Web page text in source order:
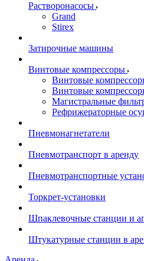
Растворонасосы
Grand
Stirex
Затирочные машины
Винтовые компрессоры
Винтовые
Винтовые
Магистральные
Рефрижераторные
Пневмонагнетатели
Пневмотранспорт в аренду
Пневмотранспортные
Торкрет-установки
Шпаклевочные станции и
Штукатурные станции в